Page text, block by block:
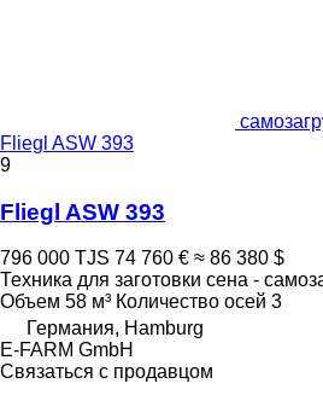
Fliegl ASW 393
9
Fliegl ASW 393
796 000 TJS 74 760 € ≈ 86 380 $
Техника для заготовки сена -
Объем 58 м³ Количество осей 3
Германия, Hamburg
E-FARM GmbH
Связаться с продавцом